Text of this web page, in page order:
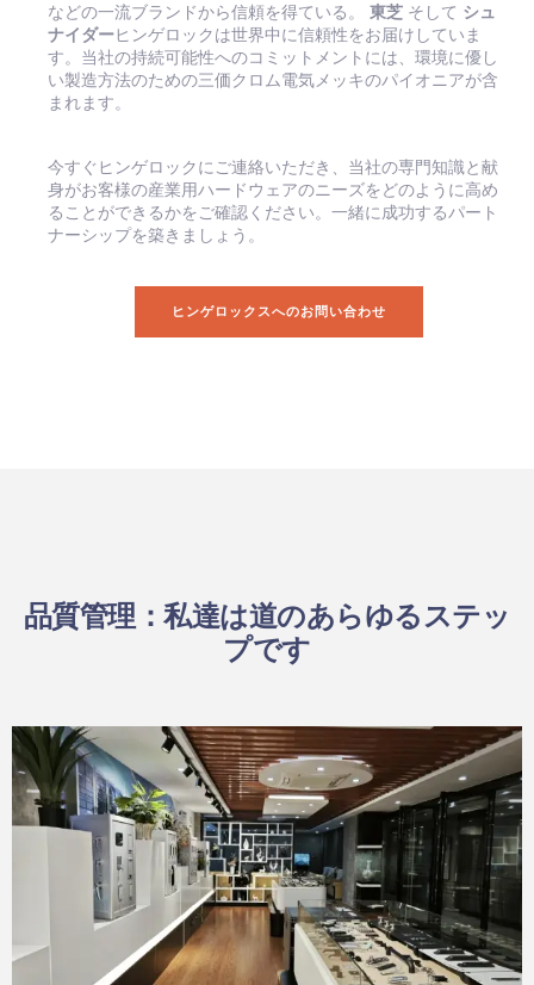
などの一流ブランドから信頼を得ている。 東芝 そして シュ
ナイダーヒンゲロックは世界中に信頼性をお届けしていま
す。当社の持続可能性へのコミットメントには、環境に優し
い製造方法のための三価クロム電気メッキのパイオニアが含
まれます。
今すぐヒンゲロックにご連絡いただき、当社の専門知識と献
身がお客様の産業用ハードウェアのニーズをどのように高め
ることができるかをご確認ください。一緒に成功するパート
ナーシップを築きましょう。
ヒンゲロックスへのお問い合わせ
品質管理：私達は道のあらゆるステッ
プです